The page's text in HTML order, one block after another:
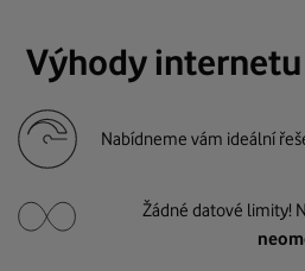
Výhody
Nabídneme vám ideální
Žádné datové limity!